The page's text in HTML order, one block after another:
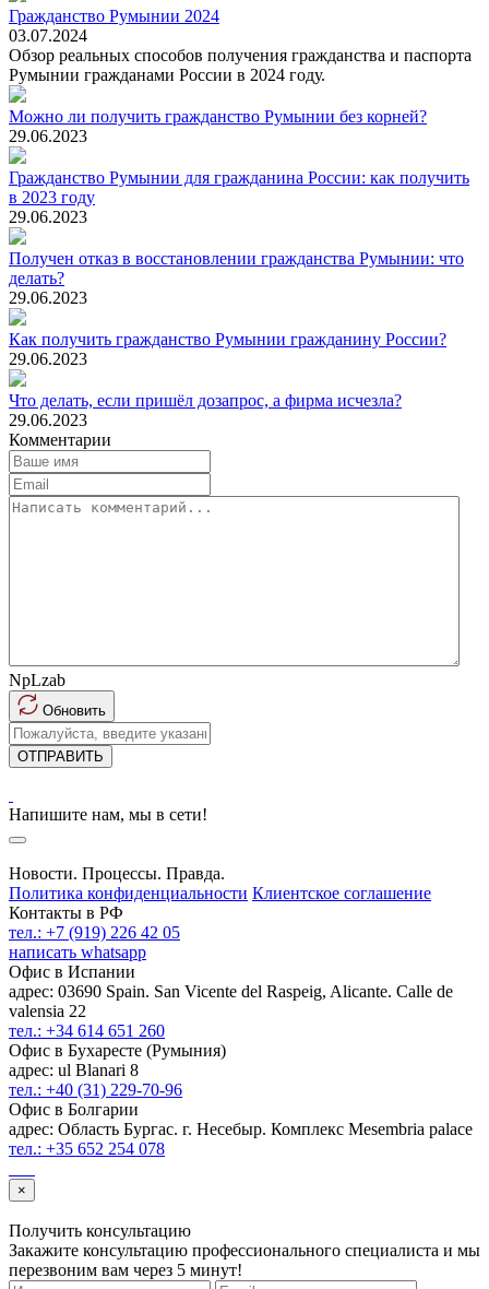
Гражданство Румынии 2024
03.07.2024
Обзор реальных способов получения гражданства и паспорта
Румынии гражданами России в 2024 году.
Можно ли получить гражданство Румынии без корней?
29.06.2023
Гражданство Румынии для гражданина России: как получить
в 2023 году
29.06.2023
Получен отказ в восстановлении гражданства Румынии: что
делать?
29.06.2023
Как получить гражданство Румынии гражданину России?
29.06.2023
Что делать, если пришёл дозапрос, а фирма исчезла?
29.06.2023
Комментарии
NpLzab
Обновить
ОТПРАВИТЬ
Напишите нам, мы в сети!
Новости. Процессы. Правда.
Политика конфиденциальности Клиентское соглашение
Контакты в РФ
тел.: +7 (919) 226 42 05
написать whatsapp
Офис в Испании
адрес: 03690 Spain. San Vicente del Raspeig, Alicante. Calle de
valensia 22
тел.: +34 614 651 260
Офис в Бухаресте (Румыния)
адрес: ul Blanari 8
тел.: +40 (31) 229-70-96
Офис в Болгарии
адрес: Область Бургас. г. Несебыр. Комплекс Mesembria palace
тел.: +35 652 254 078
×
Получить консультацию
Закажите консультацию профессионального специалиста и мы
перезвоним вам через 5 минут!